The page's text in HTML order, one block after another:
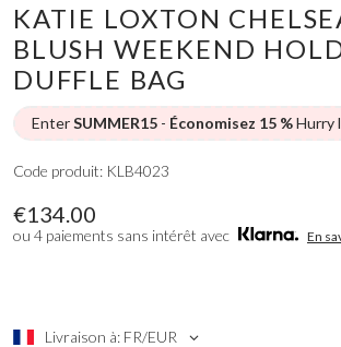
KATIE LOXTON
BLUSH WEEKEND
DUFFLE BAG
EnterSUMMER15 - Économisez 15 %Hurry
€134.00
ou 4 paiements sans intérêt avec En
Livraison à: FR/EUR
Code produit: KLB4023